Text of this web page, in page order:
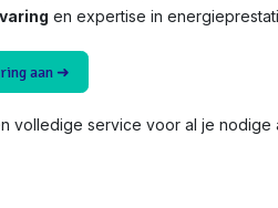
en expertise in
aan ➜
volledige service voor al je nodige